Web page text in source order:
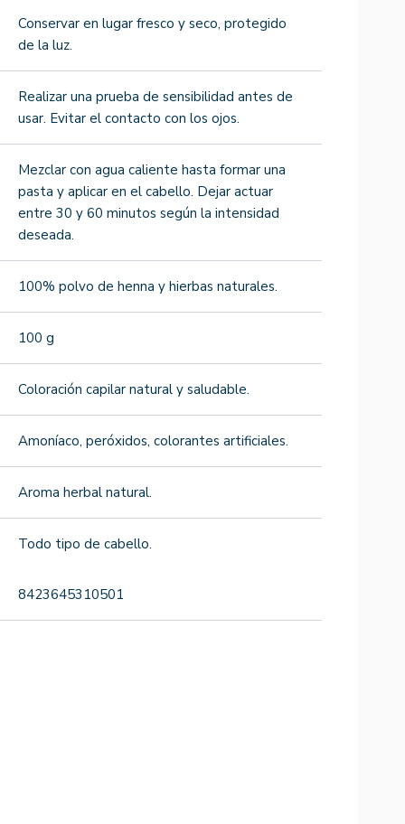
Conservar en lugar fresco y seco, protegido
de la luz.
Realizar una prueba de sensibilidad antes de
usar. Evitar el contacto con los ojos.
Mezclar con agua caliente hasta formar una
pasta y aplicar en el cabello. Dejar actuar
entre 30 y 60 minutos según la intensidad
deseada.
100% polvo de henna y hierbas naturales.
100 g
Coloración capilar natural y saludable.
Amoníaco, peróxidos, colorantes artificiales.
Aroma herbal natural.
Todo tipo de cabello.
8423645310501